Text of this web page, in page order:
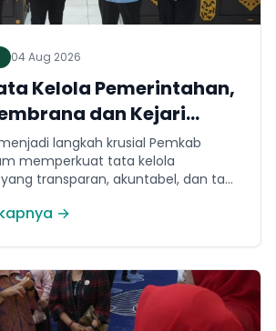
04 Aug 2026
Kelola Pemerintahan,
dan Kejari
Kerja Sama
langkah krusial Pemkab
memperkuat tata kelola
transparan, akuntabel, dan taat
utama, yakni pemberian
lainnya.
→